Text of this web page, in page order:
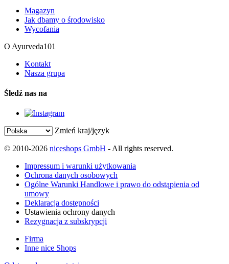
Magazyn
Jak dbamy o środowisko
Wycofania
O Ayurveda101
Kontakt
Nasza grupa
Śledź nas na
Zmień kraj/język
© 2010-2026 niceshops GmbH - All rights reserved.
Impressum i warunki użytkowania
Ochrona danych osobowych
Ogólne Warunki Handlowe i prawo do odstąpienia od
umowy
Deklaracja dostępności
Ustawienia ochrony danych
Rezygnacja z subskrypcji
Firma
Inne nice Shops